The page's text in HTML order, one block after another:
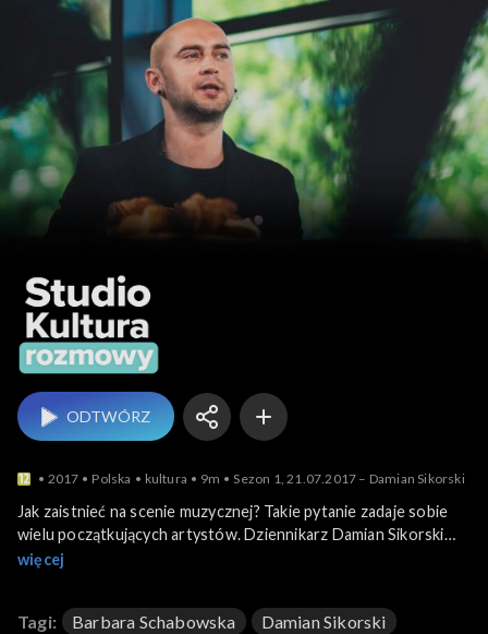
Studio Kultura Rozmowy
ODTWÓRZ
2017 Polska kultura 9m Sezon 1, 21.07.2017 – Damian Sikorski
Jak zaistnieć na scenie muzycznej? Takie pytanie zadaje sobie
wielu początkujących artystów. Dziennikarz Damian Sikorski
opowiada w programie jak wygląda praca prezentera w radiu od
debiutanci.
więcej
Tagi: Barbara Schabowska
Damian Sikorski